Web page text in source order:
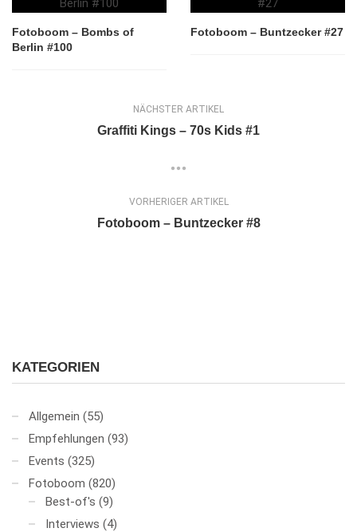
Fotoboom – Bombs of
Berlin #100
Fotoboom – Buntzecker #27
NÄCHSTER ARTIKEL
Graffiti Kings – 70s Kids #1
VORHERIGER ARTIKEL
Fotoboom – Buntzecker #8
KATEGORIEN
Allgemein (55)
Empfehlungen (93)
Events (325)
Fotoboom (820)
Best-of's (9)
Interviews (4)